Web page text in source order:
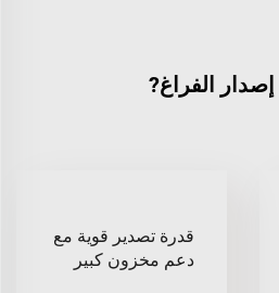
قدرة تصدير قوية مع
دعم مخزون كبير